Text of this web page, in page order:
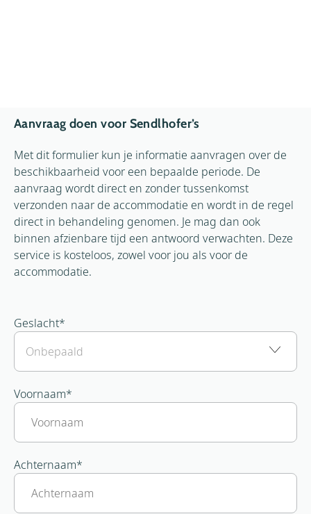
Aanvraag doen voor Sendlhofer’s
Met dit formulier kun je informatie aanvragen over de
beschikbaarheid voor een bepaalde periode. De
aanvraag wordt direct en zonder tussenkomst
verzonden naar de accommodatie en wordt in de regel
direct in behandeling genomen. Je mag dan ook
binnen afzienbare tijd een antwoord verwachten. Deze
service is kosteloos, zowel voor jou als voor de
accommodatie.
Geslacht*
Voornaam*
Achternaam*